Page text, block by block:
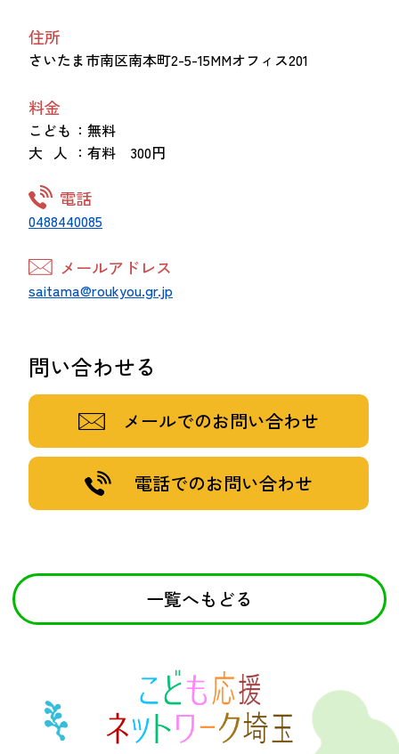
住所
さいたま市南区南本町2-5-15MMオフィス201
料金
こども ：無料
大 人 ：有料 300円
電話
0488440085
メールアドレス
saitama@roukyou.gr.jp
問い合わせる
メールでのお問い合わせ
電話でのお問い合わせ
一覧へもどる